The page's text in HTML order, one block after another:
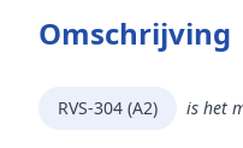
Omschrijving
RVS-304 (A2) is het